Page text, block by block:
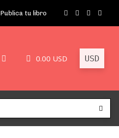
Publica tu libro
0.00 USD